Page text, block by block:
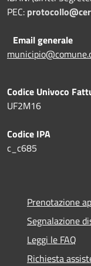
PEC:
Email generale
Codice Univoco
UF2M16
Codice IPA
c_c685
Prenotazione
Segnalazione
Leggi le FAQ
Richiesta